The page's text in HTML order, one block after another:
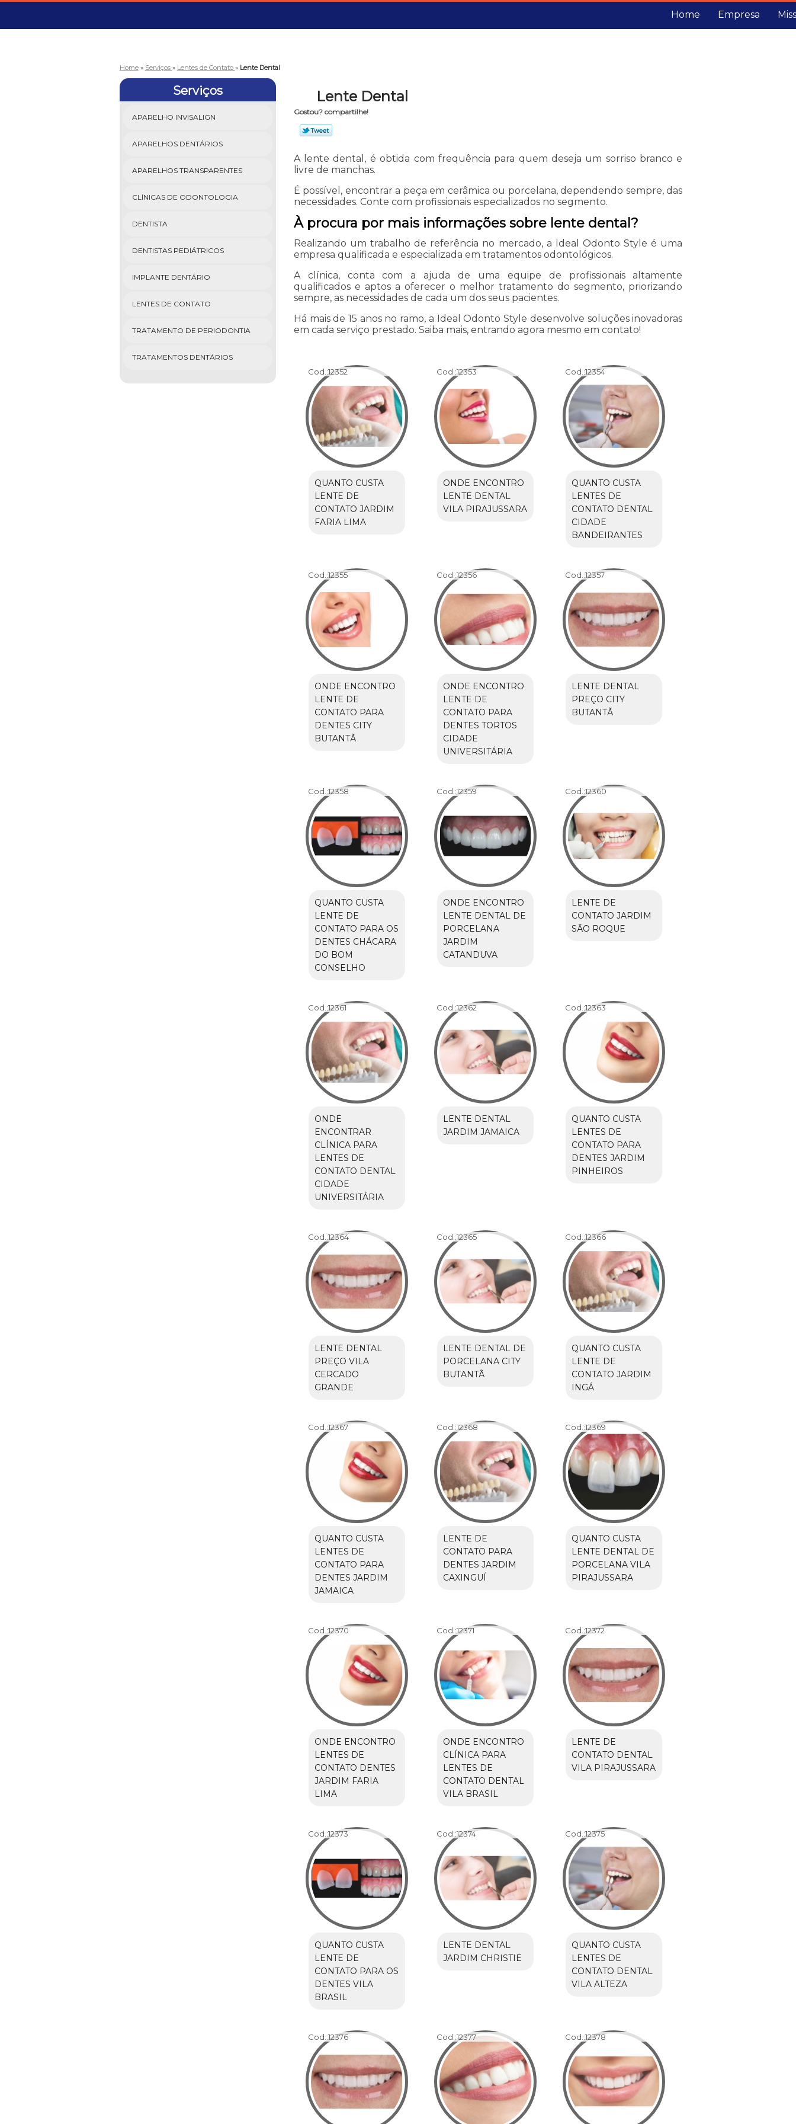
Home Empresa
Home » Serviços » Lentes de Contato » Lente Dental
Serviços
APARELHO INVISALIGN
APARELHOS DENTÁRIOS
APARELHOS TRANSPARENTES
CLÍNICAS DE ODONTOLOGIA
DENTISTA
DENTISTAS PEDIÁTRICOS
IMPLANTE DENTÁRIO
LENTES DE CONTATO
TRATAMENTO DE PERIODONTIA
TRATAMENTOS DENTÁRIOS
Lente Dental
Gostou? compartilhe!
A lente dental, é obtida com frequência para quem deseja um sorriso branco e
livre de manchas.
É possível, encontrar a peça em cerâmica ou porcelana, dependendo sempre, das
necessidades. Conte com profissionais especializados no segmento.
À procura por mais informações sobre lente dental?
Realizando um trabalho de referência no mercado, a Ideal Odonto Style é uma
empresa qualificada e especializada em tratamentos odontológicos.
A clínica, conta com a ajuda de uma equipe de profissionais altamente
qualificados e aptos a oferecer o melhor tratamento do segmento, priorizando
sempre, as necessidades de cada um dos seus pacientes.
Há mais de 15 anos no ramo, a Ideal Odonto Style desenvolve soluções inovadoras
em cada serviço prestado. Saiba mais, entrando agora mesmo em contato!
Cod.:12352
QUANTO CUSTA
LENTE DE
CONTATO JARDIM
FARIA LIMA
Cod.:12353
ONDE ENCONTRO
LENTE DENTAL
VILA PIRAJUSSARA
Cod.:12354
QUANTO CUSTA
LENTES DE
CONTATO DENTAL
CIDADE
BANDEIRANTES
Cod.:12355
ONDE ENCONTRO
LENTE DE
CONTATO PARA
DENTES CITY
BUTANTÃ
Cod.:12356
ONDE ENCONTRO
LENTE DE
CONTATO PARA
DENTES TORTOS
CIDADE
UNIVERSITÁRIA
Cod.:12357
LENTE DENTAL
PREÇO CITY
BUTANTÃ
Cod.:12358
QUANTO CUSTA
LENTE DE
CONTATO PARA OS
DENTES CHÁCARA
DO BOM
CONSELHO
Cod.:12359
ONDE ENCONTRO
LENTE DENTAL DE
PORCELANA
JARDIM
CATANDUVA
Cod.:12360
LENTE DE
CONTATO JARDIM
SÃO ROQUE
Cod.:12361
ONDE
ENCONTRAR
CLÍNICA PARA
LENTES DE
CONTATO DENTAL
CIDADE
UNIVERSITÁRIA
Cod.:12362
LENTE DENTAL
JARDIM JAMAICA
Cod.:12363
QUANTO CUSTA
LENTES DE
CONTATO PARA
DENTES JARDIM
PINHEIROS
Cod.:12364
LENTE DENTAL
PREÇO VILA
CERCADO
GRANDE
Cod.:12365
LENTE DENTAL DE
PORCELANA CITY
BUTANTÃ
Cod.:12366
QUANTO CUSTA
LENTE DE
CONTATO JARDIM
INGÁ
Cod.:12367
QUANTO CUSTA
LENTES DE
CONTATO PARA
DENTES JARDIM
JAMAICA
Cod.:12368
LENTE DE
CONTATO PARA
DENTES JARDIM
CAXINGUÍ
Cod.:12369
QUANTO CUSTA
LENTE DENTAL DE
PORCELANA VILA
PIRAJUSSARA
Cod.:12370
ONDE ENCONTRO
LENTES DE
CONTATO DENTES
JARDIM FARIA
LIMA
Cod.:12371
ONDE ENCONTRO
CLÍNICA PARA
LENTES DE
CONTATO DENTAL
VILA BRASIL
Cod.:12372
LENTE DE
CONTATO DENTAL
VILA PIRAJUSSARA
Cod.:12373
QUANTO CUSTA
LENTE DE
CONTATO PARA OS
DENTES VILA
BRASIL
Cod.:12374
LENTE DENTAL
JARDIM CHRISTIE
Cod.:12375
QUANTO CUSTA
LENTES DE
CONTATO DENTAL
VILA ALTEZA
Cod.:12376 Cod.:12377 Cod.:12378